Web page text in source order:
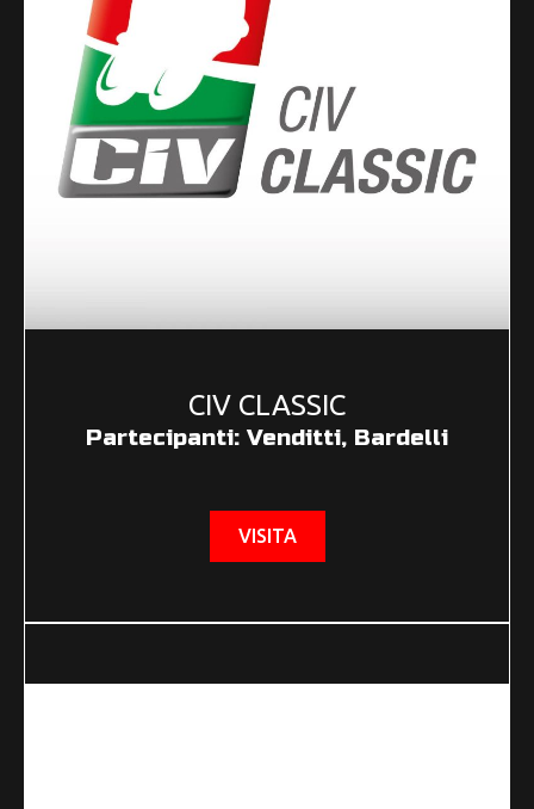
CIV CLASSIC
Partecipanti: Venditti, Bardelli
VISITA